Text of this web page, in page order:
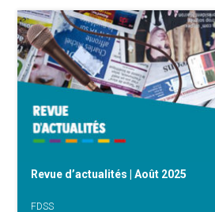
Tous les mois on vous fait
l’un des services membres
des Services Sociaux. C’est
visibiliser et valoriser toutes
et travailleurs qui se battent
Revue d’actualités | Août 2025
FDSS